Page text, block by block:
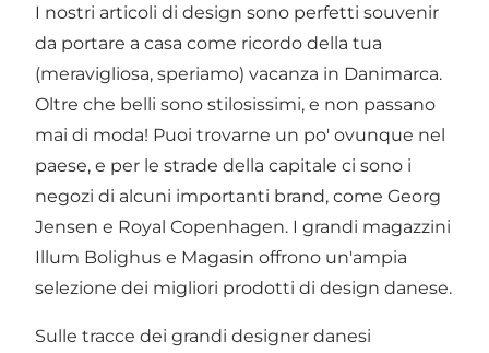
I nostri articoli di design sono perfetti souvenir
da portare a casa come ricordo della tua
(meravigliosa, speriamo) vacanza in Danimarca.
Oltre che belli sono stilosissimi, e non passano
mai di moda! Puoi trovarne un po' ovunque nel
paese, e per le strade della capitale ci sono i
negozi di alcuni importanti brand, come Georg
Jensen e Royal Copenhagen. I grandi magazzini
Illum Bolighus e Magasin offrono un'ampia
selezione dei migliori prodotti di design danese.
Sulle tracce dei grandi designer danesi